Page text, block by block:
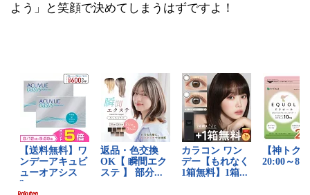
よう」と笑顔で決めてしまうはずですよ！